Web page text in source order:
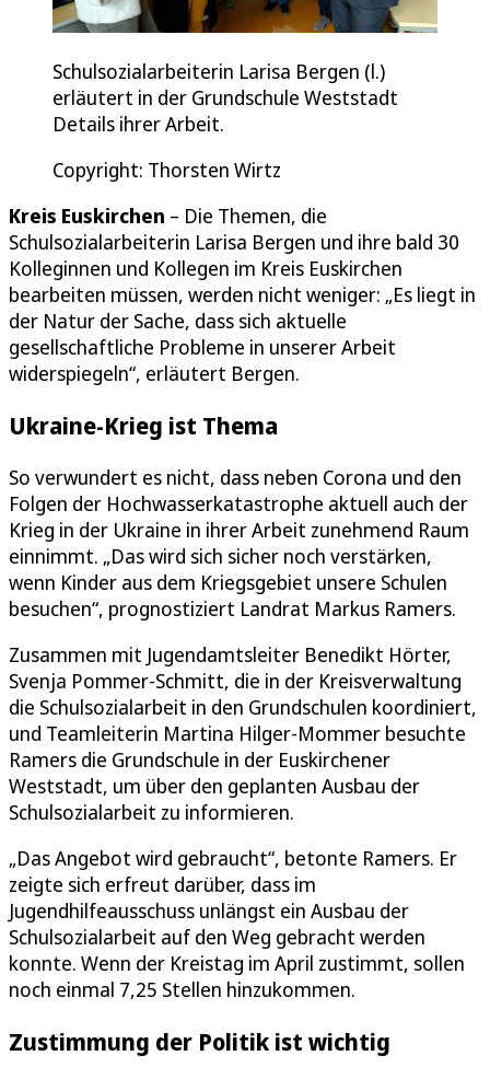
Schulsozialarbeiterin Larisa Bergen (l.)
erläutert in der Grundschule Weststadt
Details ihrer Arbeit.
Copyright: Thorsten Wirtz
Kreis Euskirchen – Die Themen, die
Schulsozialarbeiterin Larisa Bergen und ihre bald 30
Kolleginnen und Kollegen im Kreis Euskirchen
bearbeiten müssen, werden nicht weniger: „Es liegt in
der Natur der Sache, dass sich aktuelle
gesellschaftliche Probleme in unserer Arbeit
widerspiegeln“, erläutert Bergen.
Ukraine-Krieg ist Thema
So verwundert es nicht, dass neben Corona und den
Folgen der Hochwasserkatastrophe aktuell auch der
Krieg in der Ukraine in ihrer Arbeit zunehmend Raum
einnimmt. „Das wird sich sicher noch verstärken,
wenn Kinder aus dem Kriegsgebiet unsere Schulen
besuchen“, prognostiziert Landrat Markus Ramers.
Zusammen mit Jugendamtsleiter Benedikt Hörter,
Svenja Pommer-Schmitt, die in der Kreisverwaltung
die Schulsozialarbeit in den Grundschulen koordiniert,
und Teamleiterin Martina Hilger-Mommer besuchte
Ramers die Grundschule in der Euskirchener
Weststadt, um über den geplanten Ausbau der
Schulsozialarbeit zu informieren.
„Das Angebot wird gebraucht“, betonte Ramers. Er
zeigte sich erfreut darüber, dass im
Jugendhilfeausschuss unlängst ein Ausbau der
Schulsozialarbeit auf den Weg gebracht werden
konnte. Wenn der Kreistag im April zustimmt, sollen
noch einmal 7,25 Stellen hinzukommen.
Zustimmung der Politik ist wichtig